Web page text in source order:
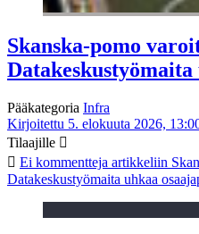
Skanska-pomo
Pääkategoria Infra
Kirjoitettu 5. elokuuta 2026,
Tilaajille
Ei kommentteja artikkeliin
Datakeskustyömaita uhkaa